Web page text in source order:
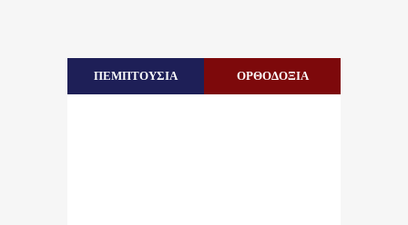
ΠΕΜΠΤΟΥΣΙΑ ΟΡΘΟΔΟΞΙΑ